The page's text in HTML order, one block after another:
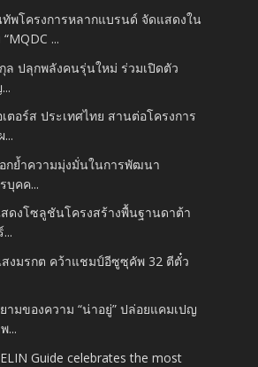
พโครงการหลากแบรนด์ จัดแสดงใน
...
ล ปลุกพลังคนรุ่นใหม่ ร่วมเปิดตัว
ตอร์ส ประเทศไทย สานต่อโครงการ
กย้ำความมุ่งมั่นในการพัฒนา
บุคค...
ดงโซลูชันโครงสร้างพื้นฐานดาต้า
งมรกต คว้าแชมป์อีซูซุคัพ 32 ตีตั๋ว
ามของความ “น่าอยู่” ปล่อยแคมเปญ
...
Guide celebrates the most